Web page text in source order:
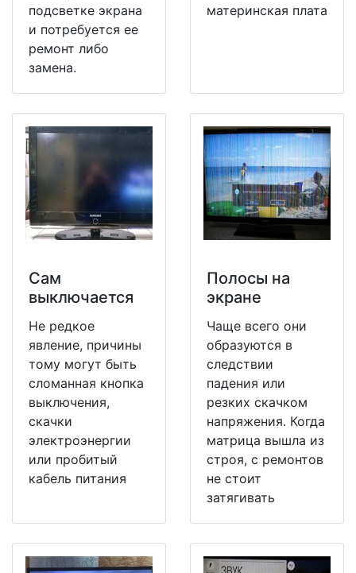
подсветке экрана
и потребуется ее
ремонт либо
замена.
материнская плата
Сам
выключается
Не редкое
явление, причины
тому могут быть
сломанная кнопка
выключения,
скачки
электроэнергии
или пробитый
кабель питания
Полосы на
экране
Чаще всего они
образуются в
следствии
падения или
резких скачком
напряжения. Когда
матрица вышла из
строя, с ремонтов
не стоит
затягивать